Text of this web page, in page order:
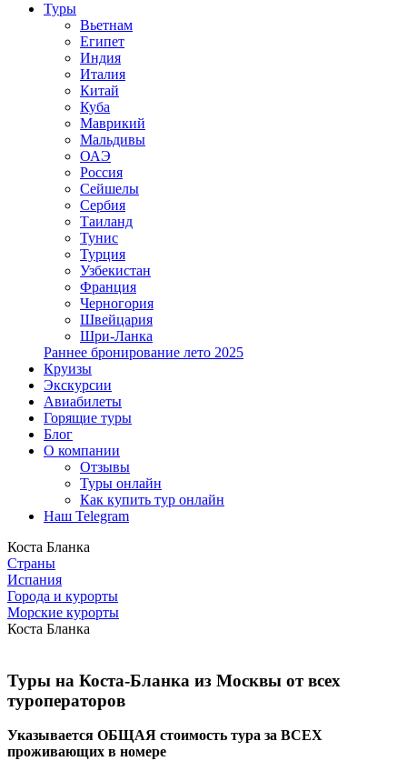
Туры
Вьетнам
Египет
Индия
Италия
Китай
Куба
Маврикий
Мальдивы
ОАЭ
Россия
Сейшелы
Сербия
Таиланд
Тунис
Турция
Узбекистан
Франция
Черногория
Швейцария
Шри-Ланка
Раннее бронирование лето 2025
Круизы
Экскурсии
Авиабилеты
Горящие туры
Блог
О компании
Отзывы
Туры онлайн
Как купить тур онлайн
Наш Telegram
Коста Бланка
Страны
Испания
Города и курорты
Морские курорты
Коста Бланка
Туры на Коста-Бланка из Москвы от всех
туроператоров
Указывается ОБЩАЯ стоимость тура за ВСЕХ
проживающих в номере